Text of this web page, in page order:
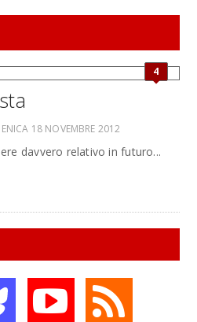
4
18 NOVEMBRE 2012
davvero relativo in futuro...